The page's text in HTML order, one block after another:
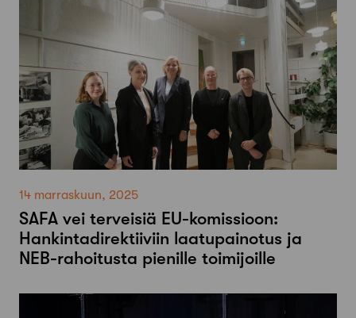
14 marraskuun, 2025
SAFA vei terveisiä EU-komissioon:
Hankintadirektiiviin laatupainotus ja
NEB-rahoitusta pienille toimijoille